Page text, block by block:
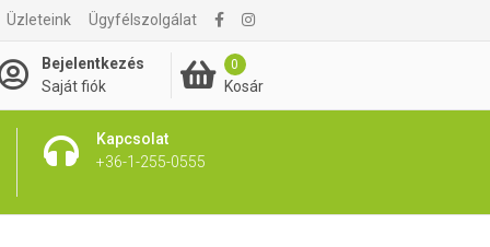
Üzleteink Ügyfélszolgálat
Bejelentkezés
Saját fiók
0
Kosár
Kapcsolat
+36-1-255-0555
8 945 Ft